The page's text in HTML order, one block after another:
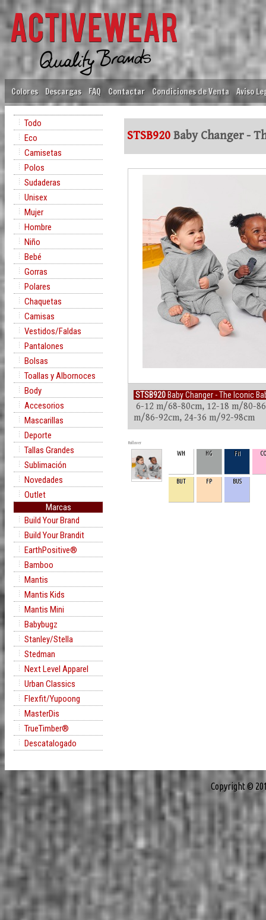
Colores Descargas FAQ Contactar Condiciones de Venta Aviso
Todo
Eco
Camisetas
Polos
Sudaderas
Unisex
Mujer
Hombre
Niño
Bebé
Gorras
Polares
Chaquetas
Camisas
Vestidos/Faldas
Pantalones
Bolsas
Toallas y Albornoces
Body
Accesorios
Mascarillas
Deporte
Tallas Grandes
Sublimación
Novedades
Outlet
Marcas
Build Your Brand
Build Your Brandit
EarthPositive®
Bamboo
Mantis
Mantis Kids
Mantis Mini
Babybugz
Stanley/Stella
Stedman
Next Level Apparel
Urban Classics
Flexfit/Yupoong
MasterDis
TrueTimber®
Descatalogado
STSB920 Baby Changer -
STSB920 Baby Changer - The Iconic
6-12 m/68-80cm, 12-18 m/80-
m/86-92cm, 24-36 m/92-98cm
Rollover
WH HG FN
BUT FP BUS
Copyright ©